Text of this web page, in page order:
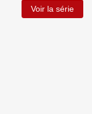
Voir la série